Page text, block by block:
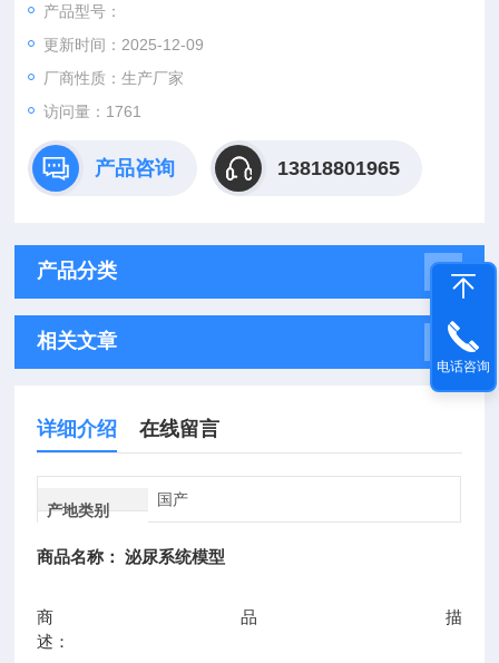
膀胱等结构。
产品型号：
更新时间：2025-12-09
厂商性质：生产厂家
访问量：1761
产品咨询 13818801965
产品分类
相关文章
详细介绍 在线留言
产地类别
国产
商品名称： 泌尿系统模型
商品描
述
电话咨询